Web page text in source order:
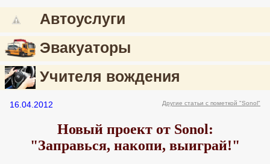
Автоуслуги
Эвакуаторы
Учителя вождения
16.04.2012 Другие статьи с пометкой "Sonol"
Новый проект от Sonol:
"Заправься, накопи, выиграй!"